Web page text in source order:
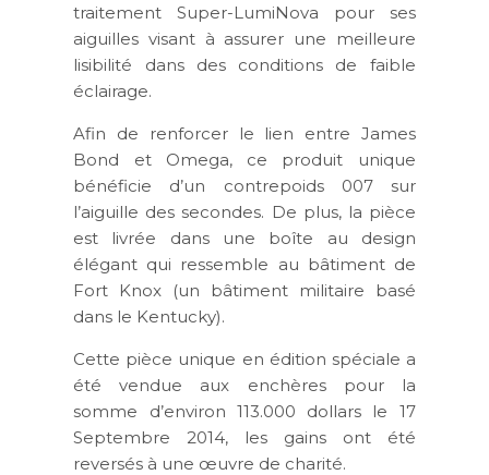
traitement Super-LumiNova pour ses
aiguilles visant à assurer une meilleure
lisibilité dans des conditions de faible
éclairage.
Afin de renforcer le lien entre James
Bond et Omega, ce produit unique
bénéficie d’un contrepoids 007 sur
l’aiguille des secondes. De plus, la pièce
est livrée dans une boîte au design
élégant qui ressemble au bâtiment de
Fort Knox (un bâtiment militaire basé
dans le Kentucky).
Cette pièce unique en édition spéciale a
été vendue aux enchères pour la
somme d’environ 113.000 dollars le 17
Septembre 2014, les gains ont été
reversés à une œuvre de charité.